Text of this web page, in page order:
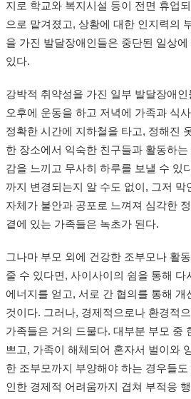
지로 학교와 복지시설 등이 전면 휴업
으로 맡겨졌고, 상황에 대한 인지력의
을 가진 발달장애인들은 중단된 일상
있다.
강박적 취약성을 가진 일부 발달장애
오후에 운동을 하고 저녁에 가족과 식
정확한 시간에 지하철을 타고, 정해진
한 장소에서 익숙한 친구들과 활동하
감을 느끼고 무사히 하루를 보낼 수 있
까지 변경되는지 알 수도 없이, 그저 막
자체가 불안과 공포로 느껴져 심각한
곁에 있는 가족들은 녹초가 된다.
그나마 부모 외에 건강한 조부모나 활
줄 수 있다면, 사이사이의 쉼을 통해 다
에너지를 얻고, 서로 간 협의를 통해 개
것이다. 그러나, 경제적으로나 환경적
가족들은 거의 드물다. 대부분 부모 중
쁘고, 가족이 해체되어 혼자서 벌이와
한 조부모까지 부양해야 하는 경우들
인한 경제적 어려움까지 겹쳐 부적응